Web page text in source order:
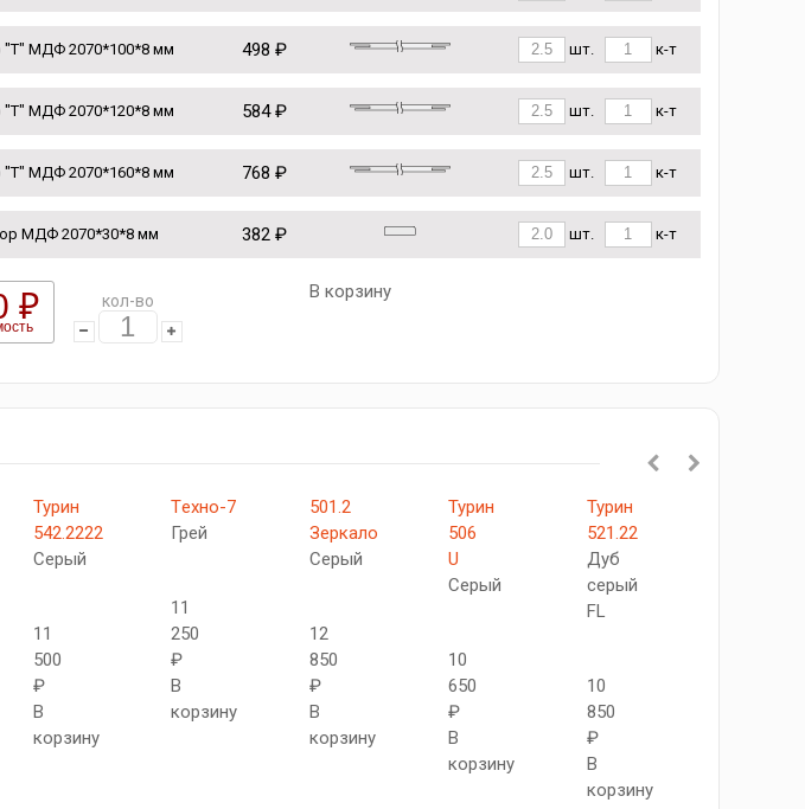
"Т" МДФ 2070*100*8 мм 498 ₽ шт. к-т
"Т" МДФ 2070*120*8 мм 584 ₽ шт. к-т
"Т" МДФ 2070*160*8 мм 768 ₽ шт. к-т
МДФ 2070*30*8 мм 382 ₽ шт. к-т
₽ кол-во В корзину
Турин
542.2222
Серый
11
500
₽
В
корзину
Tехно-7
Грей
11
250
₽
В
корзину
501.2
Зеркало
Серый
12
850
₽
В
корзину
Турин
506
U
Серый
10
650
₽
В
корзину
Турин
521.22
Дуб
серый
FL
10
850
₽
В
корзину